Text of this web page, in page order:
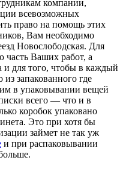
компании,
всевозможных
право на помощь этих
Вам необходимо
Новослободская. Для
часть Ваших работ, а
и для того, чтобы в каждый
запакованного где
в упаковывании вещей
всего — что и в
коробок упаковано
Это при хотя бы
займет не так уж
и при распаковывании